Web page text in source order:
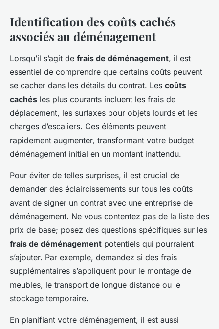
Identification des coûts cachés
associés au déménagement
Lorsqu’il s’agit de frais de déménagement, il est
essentiel de comprendre que certains coûts peuvent
se cacher dans les détails du contrat. Les coûts
cachés les plus courants incluent les frais de
déplacement, les surtaxes pour objets lourds et les
charges d’escaliers. Ces éléments peuvent
rapidement augmenter, transformant votre budget
déménagement initial en un montant inattendu.
Pour éviter de telles surprises, il est crucial de
demander des éclaircissements sur tous les coûts
avant de signer un contrat avec une entreprise de
déménagement. Ne vous contentez pas de la liste des
prix de base; posez des questions spécifiques sur les
frais de déménagement potentiels qui pourraient
s’ajouter. Par exemple, demandez si des frais
supplémentaires s’appliquent pour le montage de
meubles, le transport de longue distance ou le
stockage temporaire.
En planifiant votre déménagement, il est aussi